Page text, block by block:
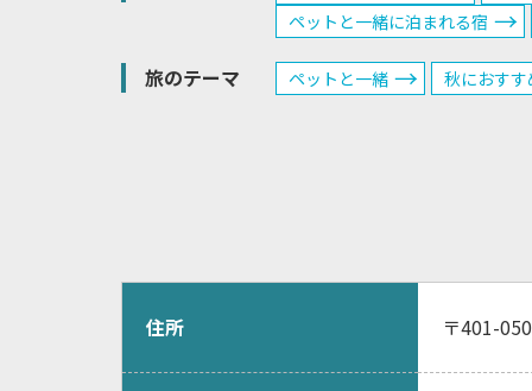
ペットと一緒に泊まれる宿
旅のテーマ ペットと一緒 秋におすす
住所 〒401-